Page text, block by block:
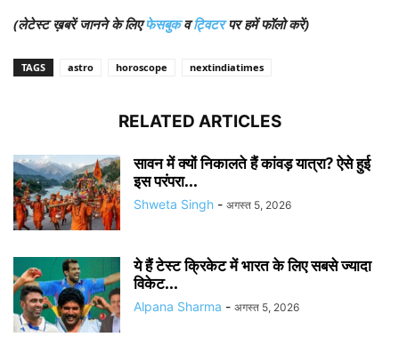
(लेटेस्ट ख़बरें जानने के लिएफेसबुकवट्विटरपर हमें फॉलो करें)
TAGS astro horoscope nextindiatimes
RELATED ARTICLES
सावन में क्यों निकालते हैं कांवड़ यात्रा? ऐसे हुई
इस परंपरा...
Shweta Singh - अगस्त 5, 2026
ये हैं टेस्ट क्रिकेट में भारत के लिए सबसे ज्यादा
विकेट...
Alpana Sharma - अगस्त 5, 2026